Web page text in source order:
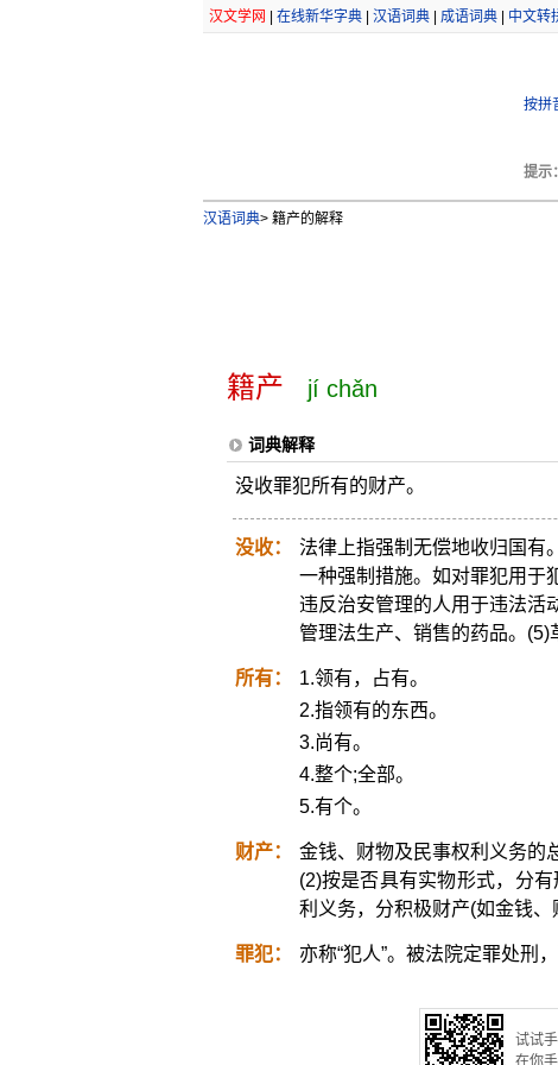
汉文学网 在线新华字典| 汉语词典| 成语词典| 中文转
按拼
提示：
汉语词典>籍产的解释
籍产 jí chǎn
词典解释
没收罪犯所有的财产。
没收：
法律上指强制无偿地收归国有
一种强制措施。如对罪犯用于
违反治安管理的人用于违法活
管理法生产、销售的药品。(5)
所有：
1.领有，占有。
2.指领有的东西。
3.尚有。
4.整个;全部。
5.有个。
财产：
金钱、财物及民事权利义务的
(2)按是否具有实物形式，分
利义务，分积极财产(如金钱、
罪犯： 亦称“犯人”。被法院定罪处刑
试试
在你